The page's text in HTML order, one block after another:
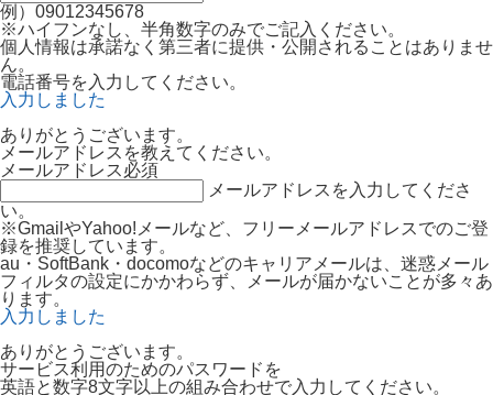
例）09012345678
※ハイフンなし、半角数字のみでご記入ください。
個人情報は承諾なく第三者に提供・公開されることはありませ
ん。
電話番号を入力してください。
入力しました
ありがとうございます。
メールアドレスを教えてください。
メールアドレス必須
メールアドレスを入力してくださ
い。
※GmailやYahoo!メールなど、フリーメールアドレスでのご登
録を推奨しています。
au・SoftBank・docomoなどのキャリアメールは、迷惑メール
フィルタの設定にかかわらず、メールが届かないことが多々あ
ります。
入力しました
ありがとうございます。
サービス利用のためのパスワードを
英語と数字8文字以上の組み合わせで入力してください。